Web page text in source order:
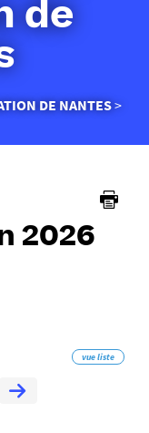
de
DE NANTES
2026
vue liste